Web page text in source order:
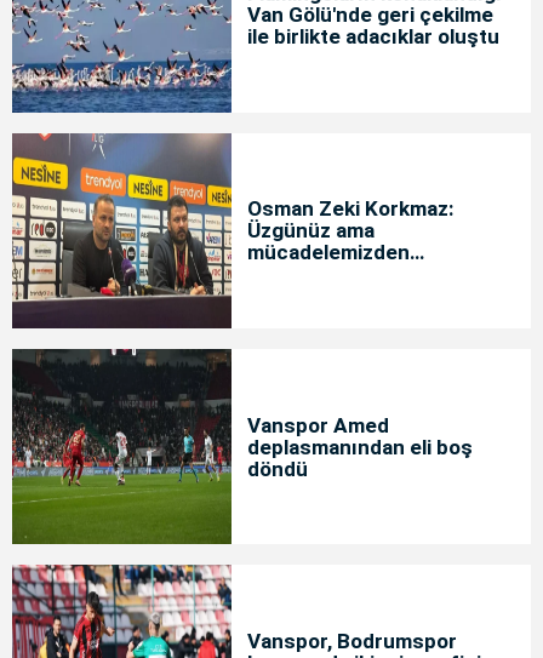
Van Gölü'nde geri çekilme
ile birlikte adacıklar oluştu
Osman Zeki Korkmaz:
Üzgünüz ama
mücadelemizden
Vanspor Amed
deplasmanından eli boş
döndü
Vanspor, Bodrumspor